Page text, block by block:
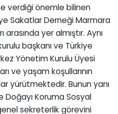
verdiği önemle bilinen
Sakatlar Derneği Marmara
arasında yer almıştır. Aynı
başkanı ve Türkiye
Yönetim Kurulu Üyesi
ve yaşam koşullarının
yürütmektedir. Bunun yanı
Doğayı Koruma Sosyal
sekreterlik görevini